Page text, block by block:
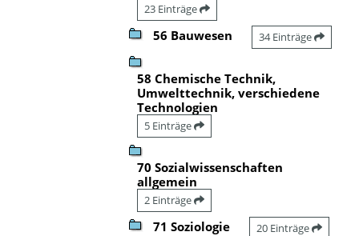
23 Einträge
56 Bauwesen 34 Einträge
58 Chemische Technik,
Umwelttechnik, verschiedene
Technologien
5 Einträge
70 Sozialwissenschaften
allgemein
2 Einträge
71 Soziologie 20 Einträge